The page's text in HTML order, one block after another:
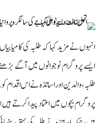
انہوں نے مزید کہا کہ طلبہ کی
ایسے پروگرام نوجوانوں میں آگے
طلبہ، والدین اور اساتذہ نے اس اقدام
پروگرام بچوں میں اعتماد پیدا کرتے